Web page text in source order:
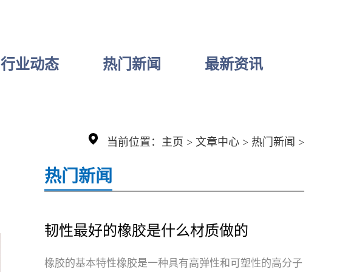
行业动态 热门新闻 最新资讯
当前位置： 主页 > 文章中心 > 热门新闻 >
热门新闻
韧性最好的橡胶是什么材质做的
橡胶的基本特性橡胶是一种具有高弹性和可塑性的高分子